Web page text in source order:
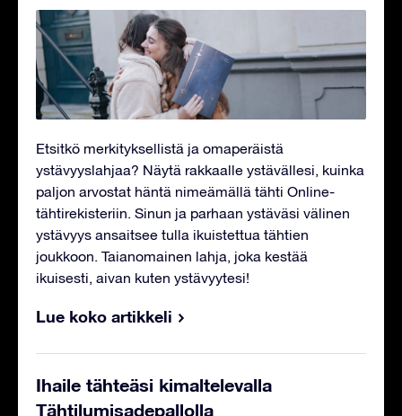
Etsitkö merkityksellistä ja omaperäistä
ystävyyslahjaa? Näytä rakkaalle ystävällesi, kuinka
paljon arvostat häntä nimeämällä tähti Online-
tähtirekisteriin. Sinun ja parhaan ystäväsi välinen
ystävyys ansaitsee tulla ikuistettua tähtien
joukkoon. Taianomainen lahja, joka kestää
ikuisesti, aivan kuten ystävyytesi!
Lue koko artikkeli
Ihaile tähteäsi kimaltelevalla
Tähtilumisadepallolla